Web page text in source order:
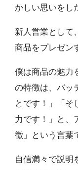
かしい思いをし
新人営業として
商品をプレゼン
僕は商品の魅力
の特徴は、バッ
とです！」「そ
力です！」と、
徴」という言葉
自信満々で説明